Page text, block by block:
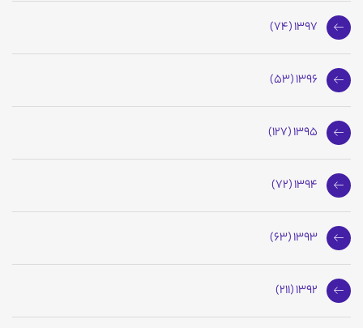
1397 (74)
1396 (53)
1395 (127)
1394 (72)
1393 (63)
1392 (211)